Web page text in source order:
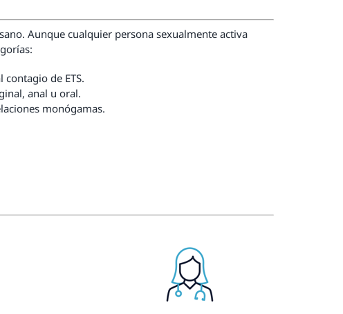
Aunque cualquier persona sexualmente activa
de ETS.
anal u oral.
monógamas.